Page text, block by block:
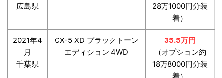
広島県
28万1000円分装
着）
2021年4
月
千葉県
CX-5 XD ブラックトーン
エディション 4WD
35.5万円
（オプション約
18万8000円分装
着）